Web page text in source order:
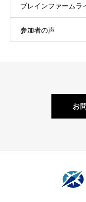
ブレインファームラ
参加者の声
お